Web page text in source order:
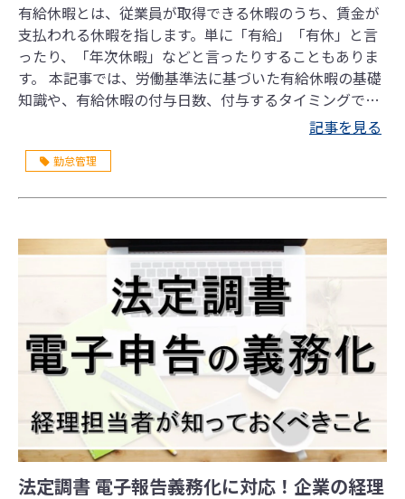
有給休暇とは、従業員が取得できる休暇のうち、賃金が
支払われる休暇を指します。単に「有給」「有休」と言
ったり、「年次休暇」などと言ったりすることもありま
す。 本記事では、労働基準法に基づいた有給休暇の基礎
知識や、有給休暇の付与日数、付与するタイミングであ
る「基準日」、繰越のルール等についてわかりやすく解
記事を見る
勤怠管理
法定調書 電子報告義務化に対応！企業の経理